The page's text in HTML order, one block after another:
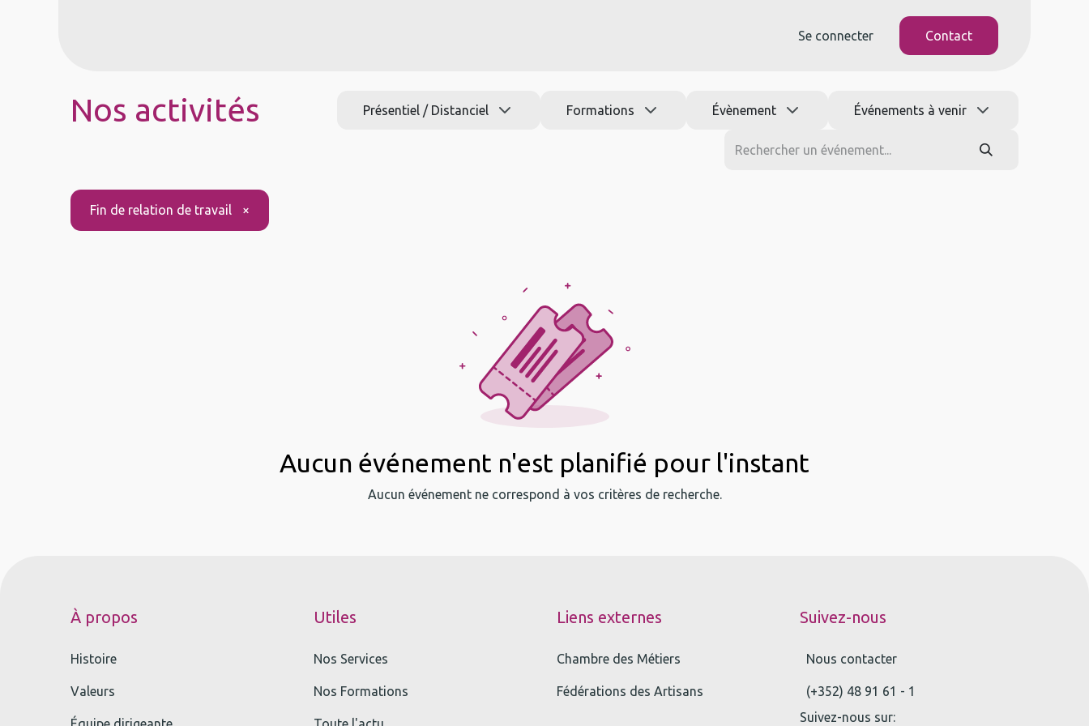
Se connecter Contact
Nos activités Présentiel / Distanciel Formations Évènement Événements à venir
Fin de relation de travail ×
Aucun événement n'est planifié pour l'instant
Aucun événement ne correspond à vos critères de recherche.
À propos
Histoire
Valeurs
Utiles
Nos Services
Nos Formations
Liens externes
Chambre des Métiers
Fédérations des Artisans
Suivez-nous
Nous contacter
(+352) 48 91 61 - 1
Suivez-nous sur: